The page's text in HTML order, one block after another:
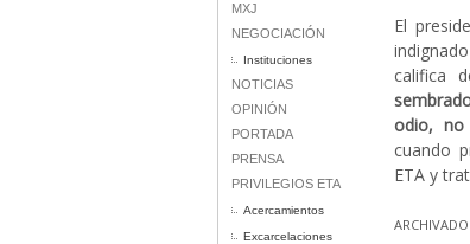
MXJ
NEGOCIACIÓN
Instituciones
NOTICIAS
OPINIÓN
PORTADA
PRENSA
PRIVILEGIOS ETA
Acercamientos
Excarcelaciones
El
califica
odio, no
cuando
ETA y